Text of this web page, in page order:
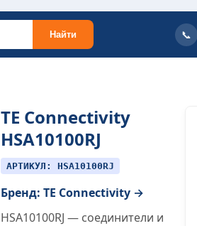
Найти 📞
TE Connectivity
HSA10100RJ
АРТИКУЛ: HSA10100RJ
Бренд: TE Connectivity →
HSA10100RJ — соединители и